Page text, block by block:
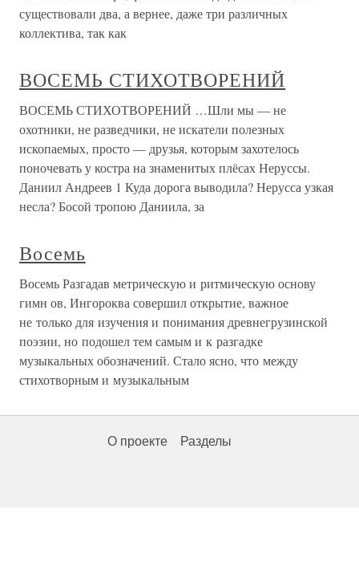
существовали два, а вернее, даже три различных
коллектива, так как
ВОСЕМЬ СТИХОТВОРЕНИЙ
ВОСЕМЬ СТИХОТВОРЕНИЙ …Шли мы — не
охотники, не разведчики, не искатели полезных
ископаемых, просто — друзья, которым захотелось
поночевать у костра на знаменитых плёсах Неруссы.
Даниил Андреев 1 Куда дорога выводила? Нерусса узкая
несла? Босой тропою Даниила, за
Восемь
Восемь Разгадав метрическую и ритмическую основу
гимн ов, Ингороква совершил открытие, важное
не только для изучения и понимания древнегрузинской
поэзии, но подошел тем самым и к разгадке
музыкальных обозначений. Стало ясно, что между
стихотворным и музыкальным
О проекте Разделы